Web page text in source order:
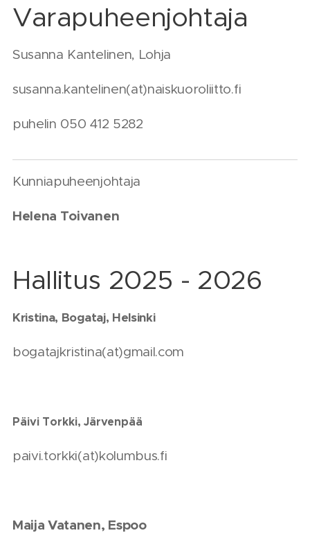
Varapuheenjohtaja
Susanna Kantelinen, Lohja
susanna.kantelinen(at)naiskuoroliitto.fi
puhelin 050 412 5282
Kunniapuheenjohtaja
Helena Toivanen
Hallitus 2025 - 2026
Kristina, Bogataj, Helsinki
bogatajkristina(at)gmail.com
Päivi Torkki, Järvenpää
paivi.torkki(at)kolumbus.fi
Maija Vatanen, Espoo